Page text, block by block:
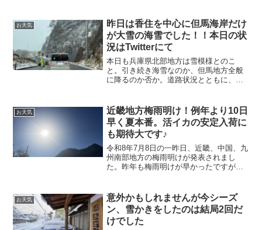
のガクです。積雪シーズン、凍結・雪道
運転に注意しなければ...
お天気
昨日は香住を中心に但馬海岸だけ
が大雪の海雪でした！！本日の状
況はTwitterにて
本日も兵庫県北部地方は雪模様とのこ
と。引き続き海雪なのか、但馬地方全般
に降るのか否か。道路状況とともに、朝
せしますので、ぜひご確認下さい。
お天気
近畿地方梅雨明け！例年より10日
早く夏本番。活イカの安定入荷に
も期待大です♪
令和8年7月8日の一昨日、近畿、中国、九
州南部地方の梅雨明けが発表されまし
た。昨年も梅雨明けが早かったですが、
配がなくなるこれからの時期は、活イカ
の安定した水揚げが大きく期待できま
す！
お天気
意外かもしれませんが今シーズ
ン、雪かきをしたのは結局2回だ
けでした